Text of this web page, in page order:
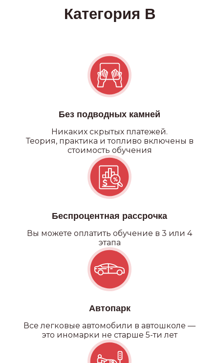
Без подводных камней
Никаких скрытых платежей.
Теория, практика и топливо включены в
стоимость обучения
Беспроцентная рассрочка
Вы можете оплатить обучение в 3 или 4
этапа
Автопарк
Все легковые автомобили в автошколе —
это иномарки не старше 5-ти лет